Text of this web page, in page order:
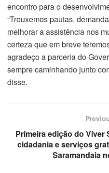
encontro para o
“Trouxemos pautas,
melhorar a assistência nos
certeza que em breve
agradeço a parceria do
sempre caminhando junto
disse.
Primeira edição do
cidadania e serviços
Saramandaia